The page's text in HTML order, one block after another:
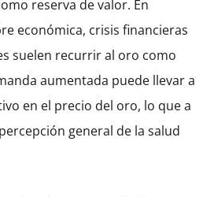
reserva de valor. En
económica, crisis financieras
suelen recurrir al oro como
aumentada puede llevar a
en el precio del oro, lo que a
general de la salud